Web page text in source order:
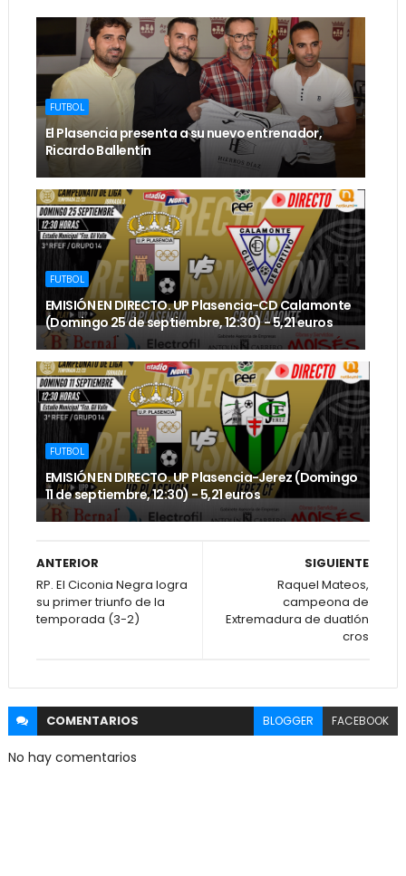
FUTBOL
El Plasencia presenta a su nuevo entrenador,
Ricardo Ballentín
FUTBOL
EMISIÓN EN DIRECTO. UP Plasencia-CD Calamonte
(Domingo 25 de septiembre, 12:30) - 5,21 euros
FUTBOL
EMISIÓN EN DIRECTO. UP Plasencia-Jerez (Domingo
11 de septiembre, 12:30) - 5,21 euros
SIGUIENTE
Raquel Mateos,
campeona de
Extremadura de duatlón
cros
ANTERIOR
RP. El Ciconia Negra logra
su primer triunfo de la
temporada (3-2)
COMENTARIOS BLOGGER FACEBOOK
No hay comentarios